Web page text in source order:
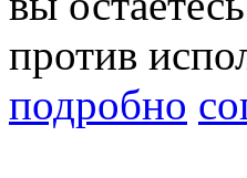
против
подробно